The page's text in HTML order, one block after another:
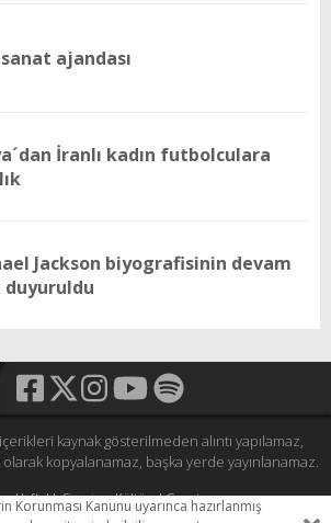
ajandası
İranlı kadın futbolculara
Jackson biyografisinin devam
kaynak gösterilmeden alıntı yapılamaz,
olarak kopyalanamaz, başka yerde yayınlanamaz.
Haftalık Siyasi ve Kültürel Gazete
Tüm hakları saklıdır.
Korunması Kanunu uyarınca hazırlanmış